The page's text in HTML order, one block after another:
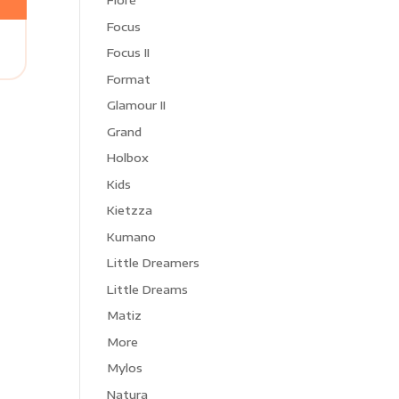
Focus
Focus II
Format
Glamour II
Grand
Holbox
Kids
Kietzza
Kumano
Little Dreamers
Little Dreams
Matiz
More
Mylos
Natura